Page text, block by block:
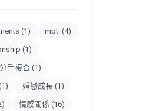
(1) mbti (4)
(1)
分手複合 (1)
婚戀成長 (1)
情感關係 (16)